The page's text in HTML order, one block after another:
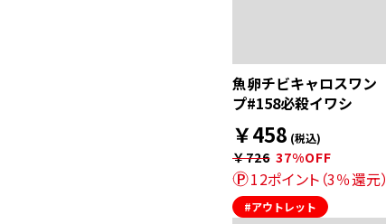
魚卵チビキャロスワン
プ#158必殺イワシ
￥458 (税込)
￥726 37%OFF
12ポイント（3％還元）
#アウトレット